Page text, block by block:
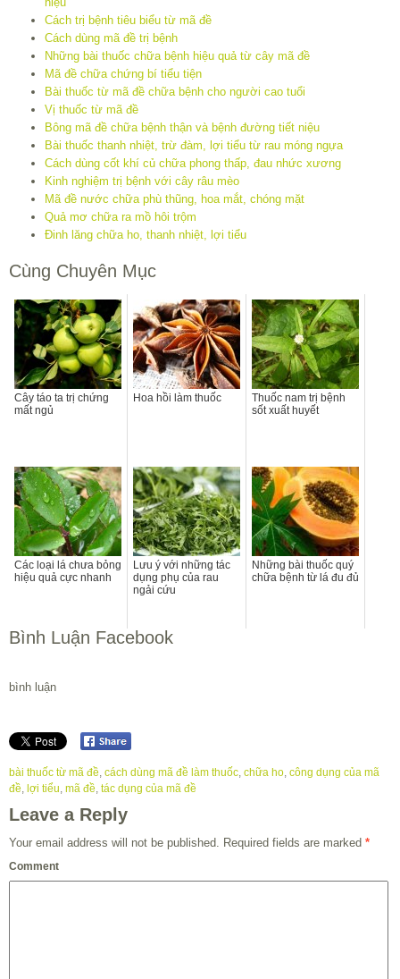
Cách trị bệnh tiêu biểu từ mã đề
Cách dùng mã đề trị bệnh
Những bài thuốc chữa bệnh hiệu quả từ cây mã đề
Mã đề chữa chứng bí tiểu tiện
Bài thuốc từ mã đề chữa bệnh cho người cao tuổi
Vị thuốc từ mã đề
Bông mã đề chữa bệnh thận và bệnh đường tiết niệu
Bài thuốc thanh nhiệt, trừ đàm, lợi tiểu từ rau móng ngựa
Cách dùng cốt khí củ chữa phong thấp, đau nhức xương
Kinh nghiệm trị bệnh với cây râu mèo
Mã đề nước chữa phù thũng, hoa mắt, chóng mặt
Quả mơ chữa ra mồ hôi trộm
Đinh lăng chữa ho, thanh nhiệt, lợi tiểu
Cùng Chuyên Mục
Cây táo ta trị chứng
mất ngủ
Hoa hồi làm thuốc
Thuốc nam trị bệnh
sốt xuất huyết
Các loại lá chưa bỏng
hiệu quả cực nhanh
Lưu ý với những tác
dụng phụ của rau
ngải cứu
Những bài thuốc quý
chữa bệnh từ lá đu đủ
Bình Luận Facebook
bình luận
bài thuốc từ mã đề cách dùng mã đề làm thuốc chữa ho công dụng của mã
đề lợi tiểu mã đề tác dụng của mã đề
Leave a Reply
Your email address will not be published. Required fields are marked *
Comment